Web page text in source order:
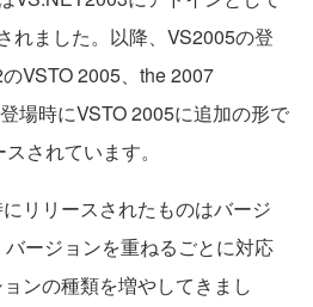
れました。以降、VS2005の登
VSTO 2005、the 2007
場時にVSTO 2005に追加の形で
されています。
リリースされたものはバージ
バージョンを重ねるごとに対応
ンの種類を増やしてきまし